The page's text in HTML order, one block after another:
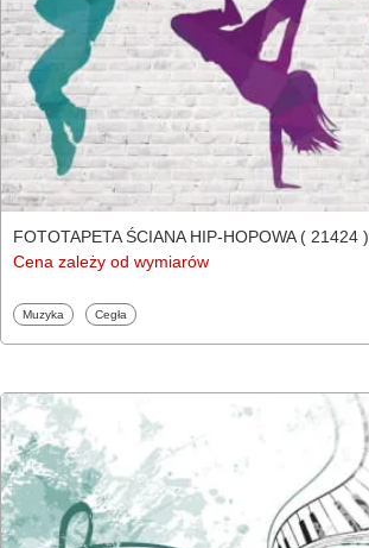
FOTOTAPETA ŚCIANA HIP-HOPOWA ( 21424 )
Cena zależy od wymiarów
Fototapety
Muzyka Fototapety
Cegła